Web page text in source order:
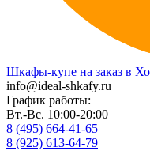
Шкафы-купе на заказ в
info@ideal-shkafy.ru
График работы:
Вт.-Вс. 10:00-20:00
8 (495) 664-41-65
8 (925) 613-64-79